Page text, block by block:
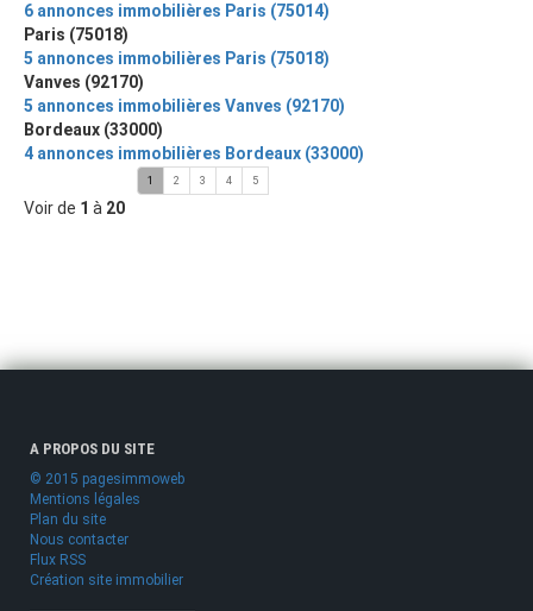
6 annonces immobilières Paris (75014)
Paris (75018)
5 annonces immobilières Paris (75018)
Vanves (92170)
5 annonces immobilières Vanves (92170)
Bordeaux (33000)
4 annonces immobilières Bordeaux (33000)
Voir de 1 à 20
1 2 3 4 5
A PROPOS DU SITE
© 2015 pagesimmoweb
Mentions légales
Plan du site
Nous contacter
Flux RSS
Création site immobilier